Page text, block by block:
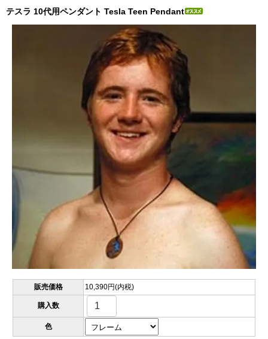
テスラ 10代用ペンダント Tesla Teen Pendant
販売価格 10,390円(内税)
購入数
色